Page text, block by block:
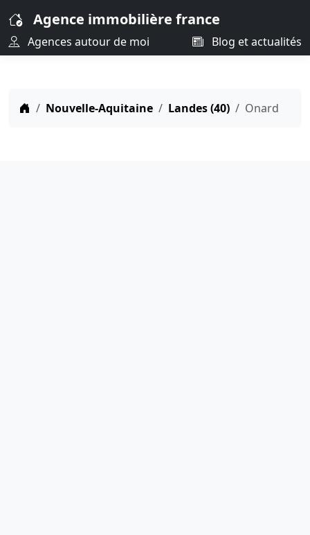
Agence immobilière france
Agences autour de moi Blog et actualités
Nouvelle-Aquitaine Landes (40) Onard